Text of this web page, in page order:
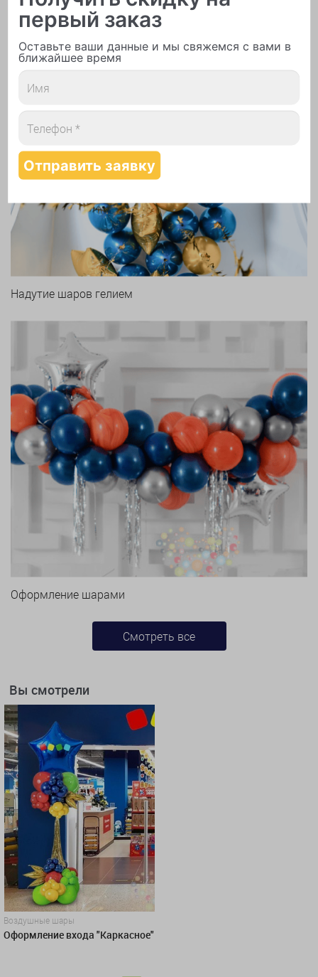
Печать логотипа
Арки и гирлянды из шаров
Надутие шаров гелием
Оформление шарами
Смотреть все
Вы смотрели
Воздушные шары
Оформление входа "Каркасное"
первый заказ
Оставьте ваши данные и мы свяжемся с вами в
ближайшее время